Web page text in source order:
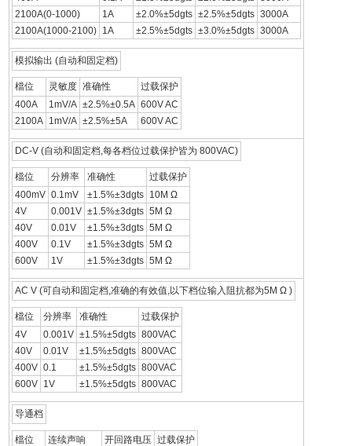
2100A(0-1000)
1A ±2.0%±5dgts ±2.5%±5dgts 3000A
2100A(1000-2100) 1A ±2.5%±5dgts ±3.0%±5dgts 3000A
模拟输出 (自动和固定档)
檔位 灵敏度 准确性
过载保护
400A
1mV/A ±2.5%±0.5A 600V AC
2100A 1mV/A ±2.5%±5A 600V AC
DC-V (自动和固定档,每各档位过载保护皆为 800VAC)
檔位 分辨率 准确性
过载保护
400mV 0.1mV ±1.5%±3dgts 10M Ω
4V
0.001V ±1.5%±3dgts 5M Ω
40V
0.01V ±1.5%±3dgts 5M Ω
400V
0.1V ±1.5%±3dgts 5M Ω
600V
1V ±1.5%±3dgts 5M Ω
AC V (可自动和固定档,准确的有效值,以下档位输入阻抗都为5M Ω )
檔位 分辨率 准确性
过载保护
4V
0.001V ±1.5%±5dgts 800VAC
40V
0.01V ±1.5%±5dgts 800VAC
400V 0.1 ±1.5%±5dgts 800VAC
600V 1V ±1.5%±5dgts 800VAC
导通档
檔位 连续声响 开回路电压 过载保护